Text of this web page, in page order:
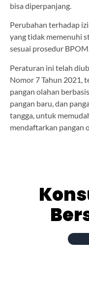
bisa diperpanjang.
Perubahan terhadap
yang tidak memenuhi
sesuai prosedur
Peraturan ini telah
Nomor 7 Tahun 2021,
pangan olahan
pangan baru, dan
tangga, untuk
mendaftarkan pangan